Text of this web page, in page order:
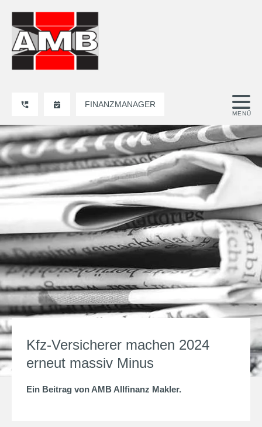
FINANZMANAGER
Kfz-Versicherer machen 2024
erneut massiv Minus
Ein Beitrag von AMB Allfinanz Makler.